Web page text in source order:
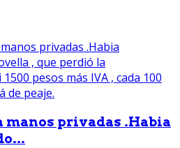
manos privadas .Habia